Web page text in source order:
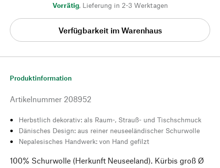
Vorrätig, Lieferung in 2-3 Werktagen
Verfügbarkeit im Warenhaus
Produktinformation
Artikelnummer 208952
Herbstlich dekorativ: als Raum-, Strauß- und Tischschmuck
Dänisches Design: aus reiner neuseeländischer Schurwolle
Nepalesisches Handwerk: von Hand gefilzt
100% Schurwolle (Herkunft Neuseeland). Kürbis groß Ø